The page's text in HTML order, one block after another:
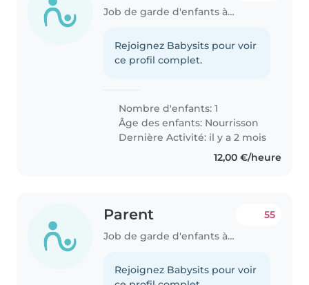
Job de garde d'enfants à Neuilly-sur-Seine
Rejoignez Babysits pour voir
ce profil complet.
Nombre d'enfants: 1
Âge des enfants: Nourrisson
Dernière Activité: il y a 2 mois
12,00 €/heure
Parent
Job de garde d'enfants à Neuilly-sur-Seine
55
Rejoignez Babysits pour voir